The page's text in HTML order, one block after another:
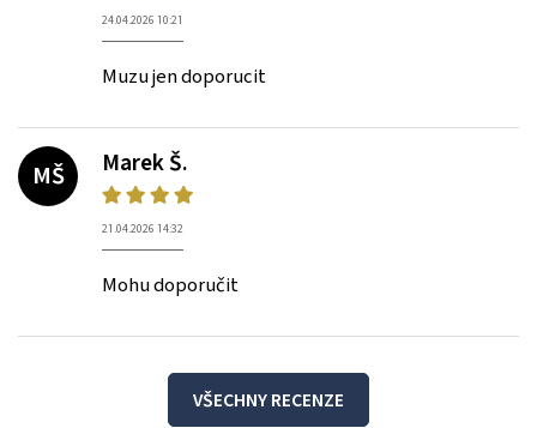
24.04.2026 10:21
Muzu jen doporucit
MŠ
Marek Š.
21.04.2026 14:32
Mohu doporučit
VŠECHNY RECENZE